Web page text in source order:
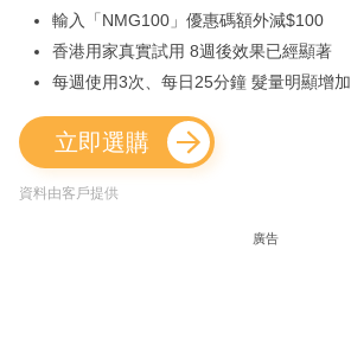
輸入「NMG100」優惠碼額外減$100
香港用家真實試用 8週後效果已經顯著
每週使用3次、每日25分鐘 髮量明顯增加
立即選購
資料由客戶提供
廣告